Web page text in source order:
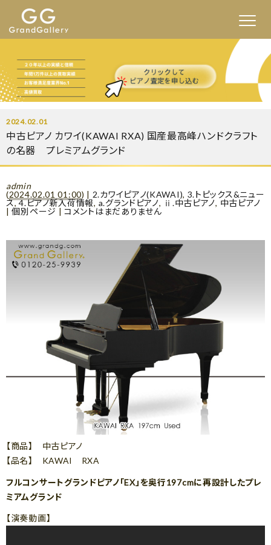
2024.02.01
中古ピアノ カワイ(KAWAI RXA) 国産最高峰ハンドクラフト
の名器 プレミアムグランド
admin
(2024.02.01 01:00) | 2.カワイピアノ(KAWAI), 3.トピックス&ニュー
ス,4.ピアノ新入荷情報, a.グランドピアノ, ⅱ.中古ピアノ, 中古ピアノ
|個別ページ |コメントはまだありません
【商品】 中古ピアノ
【品名】 KAWAI RXA
フルコンサートグランドピアノ「EX」を奥行197cmに再設計したプレ
ミアムグランド
【演奏動画】